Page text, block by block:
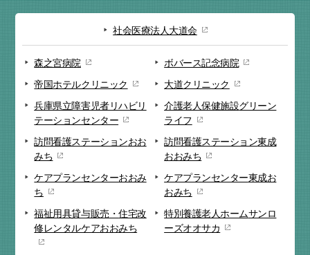
社会医療法人大道会
森之宮病院
ボバース記念病院
帝国ホテルクリニック
大道クリニック
兵庫県立障害児者リハビリ
テーションセンター
介護老人保健施設グリーン
ライフ
訪問看護ステーションおお
みち
訪問看護ステーション東成
おおみち
ケアプランセンターおおみ
ち
ケアプランセンター東成お
おみち
福祉用具貸与販売・住宅改
修レンタルケアおおみち
特別養護老人ホームサンロ
ーズオオサカ